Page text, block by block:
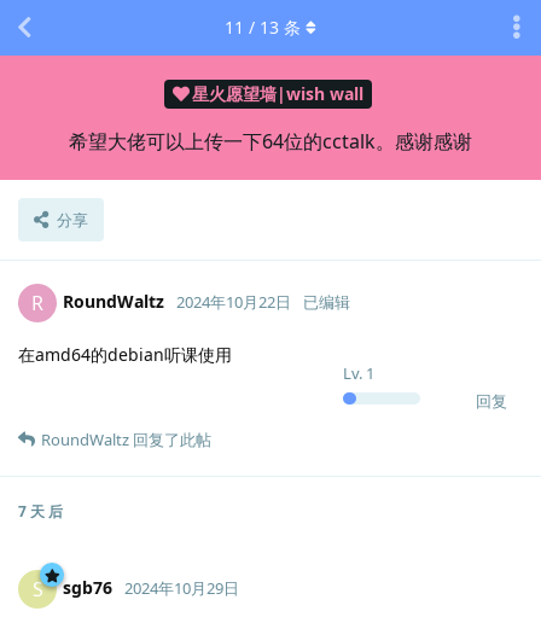
星火愿望墙|wish wall
希望大佬可以上传一下64位的cctalk。感谢感谢
分享
11 / 13 条
R RoundWaltz
Lv. 1
2024年10月22日 已编辑
在amd64的debian听课使用
回复
RoundWaltz 回复了此帖
7 天 后
S sgb76 2024年10月29日